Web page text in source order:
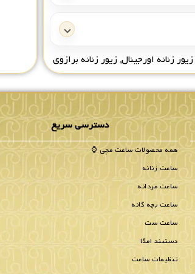
زیور زنانه اورجینال, زیور زنانه برازوی
دسترسی سریع
همه محصولات ساعت مچی ⌚
ساعت زنانه
ساعت مردانه
ساعت بچه گانه
ساعت ست
دستبند امگا
تنظیمات ساعت